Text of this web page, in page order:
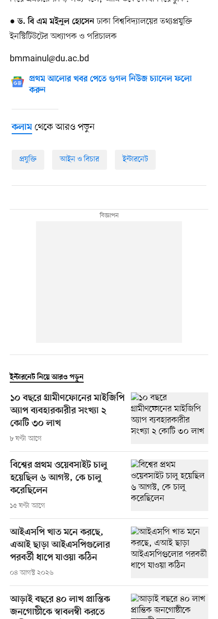
● ড. বি এম মইনুল হোসেনঢাকা বিশ্ববিদ্যালয়ের তথ্যপ্রযুক্তি
ইনস্টিটিউটের অধ্যাপক ও পরিচালক
bmmainul@du.ac.bd
প্রথম আলোর খবর পেতে গুগল নিউজ চ্যানেল ফলো
করুন
কলামথেকে আরও পড়ুন
প্রযুক্তি আইন ও বিচার ইন্টারনেট
ইন্টারনেট নিয়ে আরও পড়ুন
১০ বছরে গ্রামীণফোনের মাইজিপি
অ্যাপ ব্যবহারকারীর সংখ্যা ২
কোটি ৩০ লাখ
৮ ঘণ্টা আগে
বিশ্বের প্রথম ওয়েবসাইট চালু
হয়েছিল ৬ আগস্ট, কে চালু
করেছিলেন
১৫ ঘণ্টা আগে
আইএসপি খাত মনে করছে,
এআই ছাড়া আইএসপিগুলোর
পরবর্তী ধাপে যাওয়া কঠিন
০৪ আগস্ট ২০২৬
আড়াই বছরে ৪০ লাখ প্রান্তিক
জনগোষ্ঠীকে স্বাবলম্বী করতে